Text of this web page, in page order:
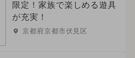
限定！家族で楽しめる遊具
が充実！
京都府京都市伏見区